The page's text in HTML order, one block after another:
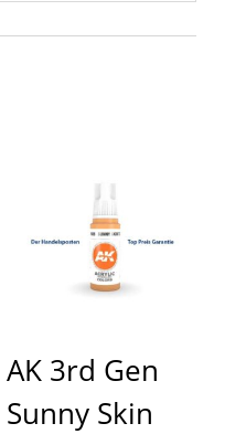
AK 3rd Gen
Sunny Skin